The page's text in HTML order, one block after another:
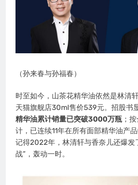
（孙来春与孙福春）
时至如今，山茶花精华油依然是林清
天猫旗舰店30ml售价539元。招股书
精华油累计销量已突破3000万瓶 ；
计，已连续11年在所有面部精华油产品
记得2022年，林清轩与香奈儿还爆发
战”，轰动一时。